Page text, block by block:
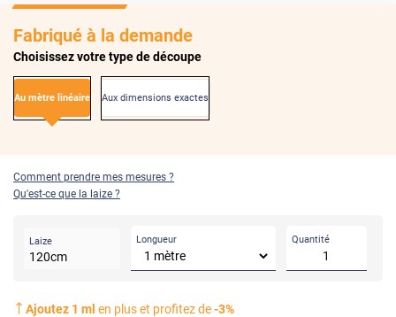
Fabriqué à la demande
Choisissez votre type de découpe
Au mètre linéaire Aux dimensions exactes
Comment prendre mes mesures ?
Qu'est-ce que la laize ?
Laize
120cm
Longueur Quantité
Ajoutez 1 ml en plus et profitez de-3%